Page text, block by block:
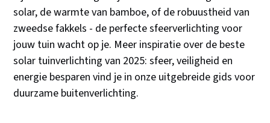
solar, de warmte van bamboe, of de robuustheid van
zweedse fakkels - de perfecte sfeerverlichting voor
jouw tuin wacht op je. Meer inspiratie over de beste
solar tuinverlichting van 2025: sfeer, veiligheid en
energie besparen vind je in onze uitgebreide gids voor
duurzame buitenverlichting.